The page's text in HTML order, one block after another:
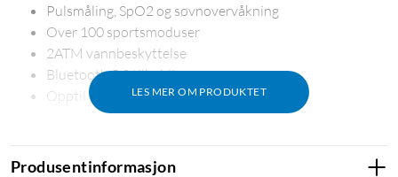
LES MER OM PRODUKTET
Pulsmåling, SpO2 og søvnovervåkning
Over 100 sportsmoduser
2ATM vannbeskyttelse
Bluetooth 5.3 tilkobling
Opptil 10 dagers batteritid
Mibro Watch C4 har et lett og slankt design som sitter
Produsentinformasjon